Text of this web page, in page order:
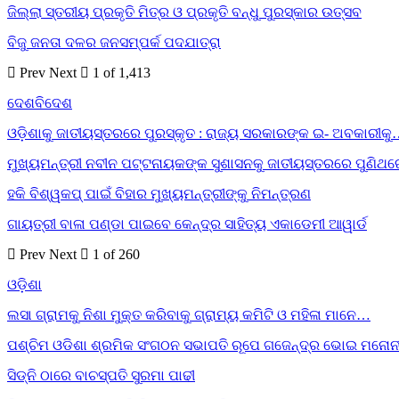
ଜିଲ୍ଲା ସ୍ତରୀୟ ପ୍ରକୃତି ମିତ୍ର ଓ ପ୍ରକୃତି ବନ୍ଧୁ ପୁରସ୍କାର ଉତ୍ସବ
ବିଜୁ ଜନତା ଦଳର ଜନସମ୍ପର୍କ ପଦଯାତ୍ରା
Prev Next
1 of 1,413
ଦେଶବିଦେଶ
ଓଡ଼ିଶାକୁ ଜାତୀୟସ୍ତରରେ ପୁରସ୍କୃତ : ରାଜ୍ୟ ସରକାରଙ୍କ ଇ-
ମୁଖ୍ୟମନ୍ତ୍ରୀ ନବୀନ ପଟ୍ଟନାୟକଙ୍କ ସୁଶାସନକୁ ଜାତୀୟସ୍ତରରେ
ହକି ବିଶ୍ୱକପ୍ ପାଇଁ ବିହାର ମୁଖ୍ୟମନ୍ତ୍ରୀଙ୍କୁ ନିମନ୍ତ୍ରଣ
ଗାୟତ୍ରୀ ବାଳା ପଣ୍ଡା ପାଇବେ କେନ୍ଦ୍ର ସାହିତ୍ୟ ଏକାଡେମୀ ଆୱାର୍ଡ
Prev Next
1 of 260
ଓଡ଼ିଶା
ଲସା ଗ୍ରାମକୁ ନିଶା ମୁକ୍ତ କରିବାକୁ ଗ୍ରାମ୍ୟ କମିଟି ଓ ମହିଳା ମାନେ…
ପଶ୍ଚିମ ଓଡିଶା ଶ୍ରମିକ ସଂଗଠନ ସଭାପତି ରୂପେ ଗଜେନ୍ଦ୍ର ଭୋଇ
ସିଡ୍‌ନି ଠାରେ ବାଚସ୍ପତି ସୁରମା ପାଢୀ